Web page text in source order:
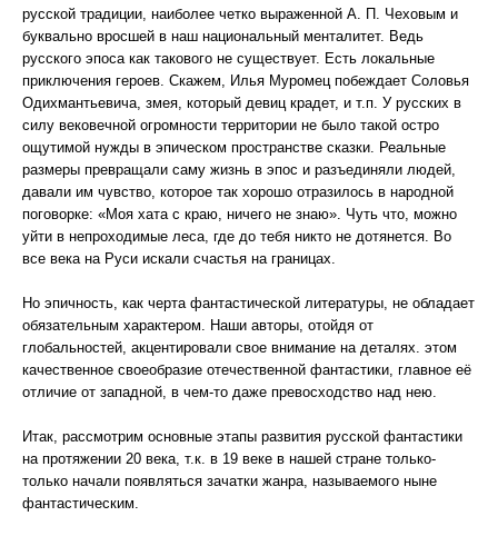
русской традиции, наиболее четко выраженной А. П. Чеховым и
буквально вросшей в наш национальный менталитет. Ведь
русского эпоса как такового не существует. Есть локальные
приключения героев. Скажем, Илья Муромец побеждает Соловья
Одихмантьевича, змея, который девиц крадет, и т.п. У русских в
силу вековечной огромности территории не было такой остро
ощутимой нужды в эпическом пространстве сказки. Реальные
размеры превращали саму жизнь в эпос и разъединяли людей,
давали им чувство, которое так хорошо отразилось в народной
поговорке: «Моя хата с краю, ничего не знаю». Чуть что, можно
уйти в непроходимые леса, где до тебя никто не дотянется. Во
все века на Руси искали счастья на границах.
Но эпичность, как черта фантастической литературы, не обладает
обязательным характером. Наши авторы, отойдя от
глобальностей, акцентировали свое внимание на деталях. этом
качественное своеобразие отечественной фантастики, главное её
отличие от западной, в чем-то даже превосходство над нею.
Итак, рассмотрим основные этапы развития русской фантастики
на протяжении 20 века, т.к. в 19 веке в нашей стране только-
только начали появляться зачатки жанра, называемого ныне
фантастическим.